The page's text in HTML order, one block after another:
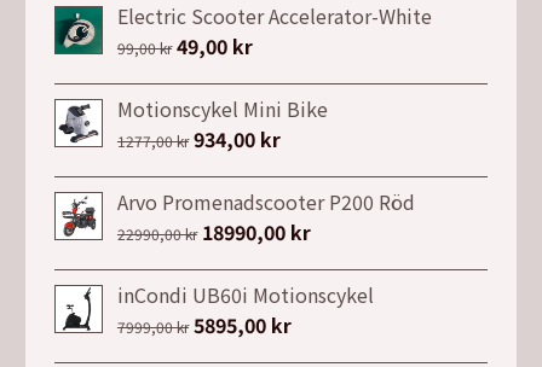
Electric Scooter Accelerator-White
99,00kr Det
ursprungliga
priset
var:
49,00 krDet
nuvarande
priset
är:
Motionscykel Mini Bike
1277,00kr Det
ursprungliga
priset
var:
934,00 krDet
nuvarande
priset
är:
Arvo Promenadscooter P200 Röd
22990,00kr Det
ursprungliga
priset
var:
18990,00 krDet
nuvarande
priset
inCondi UB60i Motionscykel
7999,00kr Det
ursprungliga
5895,00 krDet
nuvarande